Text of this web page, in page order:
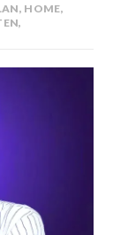
, HOME,
,